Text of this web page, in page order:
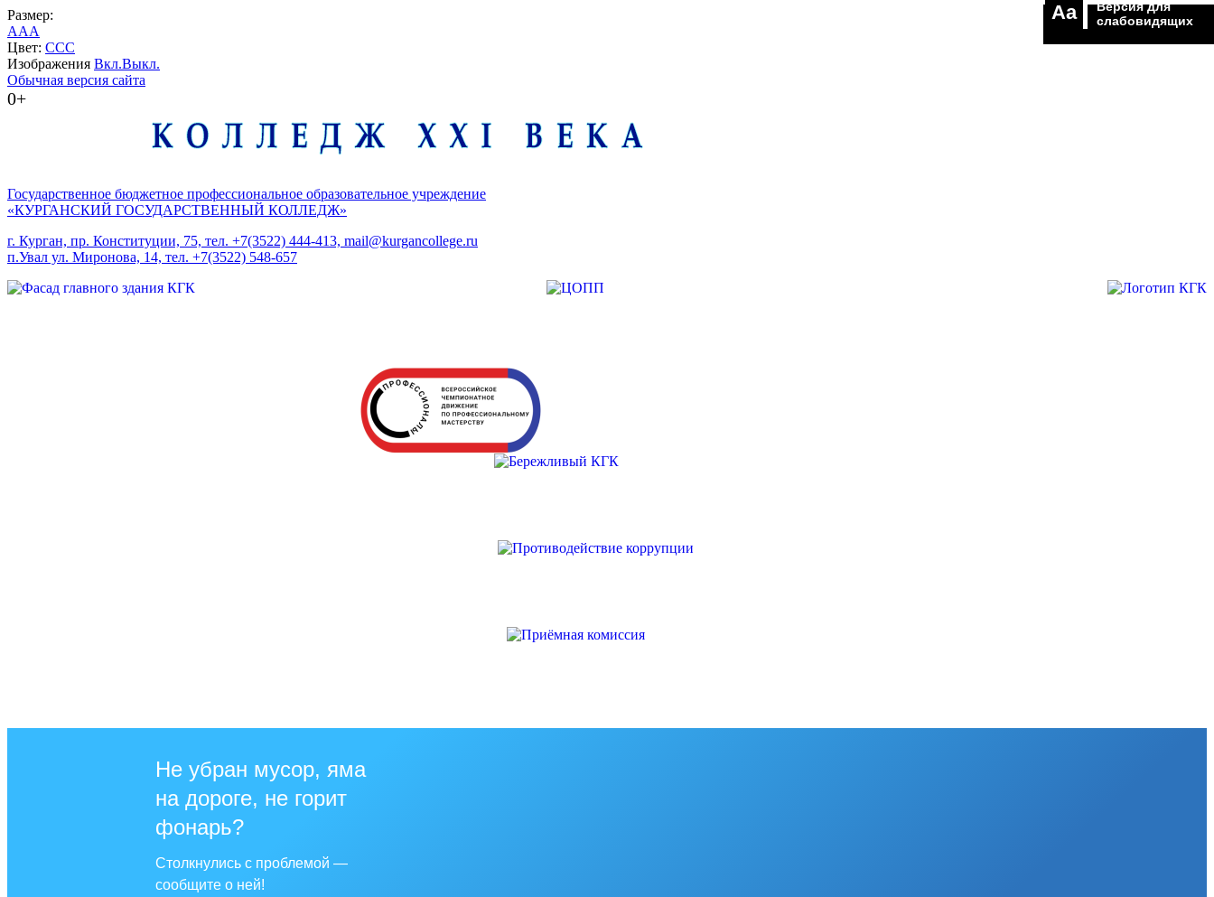
Размер:
AAA
Цвет: CCC
Изображения Вкл.Выкл.
Обычная версия сайта
0+
Aa
Версия для
слабовидящих
Государственное бюджетное профессиональное образовательное учреждение
«КУРГАНСКИЙ ГОСУДАРСТВЕННЫЙ КОЛЛЕДЖ»
г. Курган, пр. Конституции, 75, тел. +7(3522) 444-413, mail@kurgancollege.ru
п.Увал ул. Миронова, 14, тел. +7(3522) 548-657
Не убран мусор, яма
на дороге, не горит
фонарь?
Столкнулись с проблемой —
сообщите о ней!